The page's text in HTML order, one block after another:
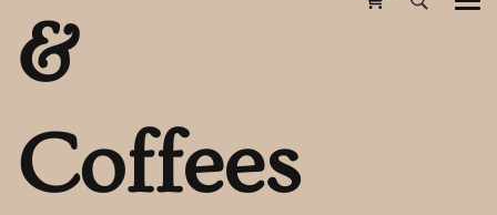
&
Coffees